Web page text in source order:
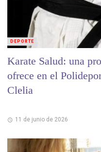
Karate Salud: una
ofrece en el
Clelia
11 de junio de 2026
DEPORTE